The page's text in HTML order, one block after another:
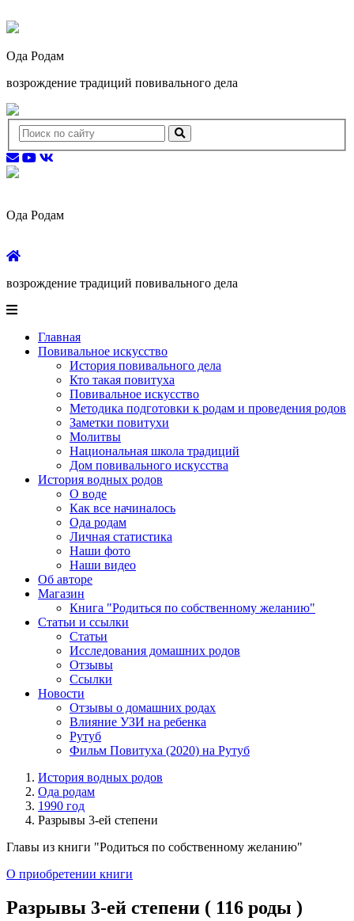
Ода Родам
возрождение традиций повивального дела
Ода Родам
возрождение традиций повивального дела
Главная
Повивальное искусство
История повивального дела
Кто такая повитуха
Повивальное искусство
Методика подготовки к родам и проведения родов
Заметки повитухи
Молитвы
Национальная школа традиций
Дом повивального искусства
История водных родов
О воде
Как все начиналось
Ода родам
Личная статистика
Наши фото
Наши видео
Об авторе
Магазин
Книга "Родиться по собственному желанию"
Статьи и ссылки
Статьи
Исследования домашних родов
Отзывы
Ссылки
Новости
Отзывы о домашних родах
Влияние УЗИ на ребенка
Рутуб
Фильм Повитуха (2020) на Рутуб
История водных родов
Ода родам
1990 год
Разрывы 3-ей степени
Главы из книги "Родиться по собственному желанию"
О приобретении книги
Разрывы 3-ей степени ( 116 роды )